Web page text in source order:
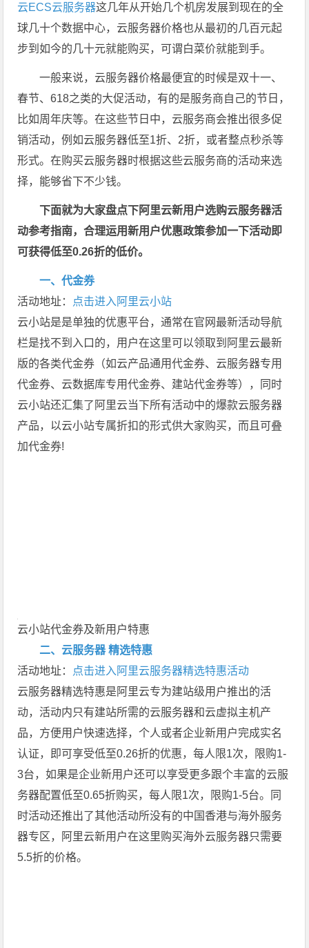
云ECS云服务器这几年从开始几个机房发展到现在的全
球几十个数据中心，云服务器价格也从最初的几百元起
步到如今的几十元就能购买，可谓白菜价就能到手。
一般来说，云服务器价格最便宜的时候是双十一、
春节、618之类的大促活动，有的是服务商自己的节日，
比如周年庆等。在这些节日中，云服务商会推出很多促
销活动，例如云服务器低至1折、2折，或者整点秒杀等
形式。在购买云服务器时根据这些云服务商的活动来选
择，能够省下不少钱。
下面就为大家盘点下阿里云新用户选购云服务器活
动参考指南，合理运用新用户优惠政策参加一下活动即
可获得低至0.26折的低价。
一、代金券
活动地址： 点击进入阿里云小站
云小站是是单独的优惠平台，通常在官网最新活动导航
栏是找不到入口的，用户在这里可以领取到阿里云最新
版的各类代金券（如云产品通用代金券、云服务器专用
代金券、云数据库专用代金券、建站代金券等），同时
云小站还汇集了阿里云当下所有活动中的爆款云服务器
产品，以云小站专属折扣的形式供大家购买，而且可叠
加代金券!
云小站代金券及新用户特惠
二、云服务器 精选特惠
活动地址： 点击进入阿里云服务器精选特惠活动
云服务器精选特惠是阿里云专为建站级用户推出的活
动，活动内只有建站所需的云服务器和云虚拟主机产
品，方便用户快速选择，个人或者企业新用户完成实名
认证，即可享受低至0.26折的优惠，每人限1次，限购1-
3台，如果是企业新用户还可以享受更多跟个丰富的云服
务器配置低至0.65折购买，每人限1次，限购1-5台。同
时活动还推出了其他活动所没有的中国香港与海外服务
器专区，阿里云新用户在这里购买海外云服务器只需要
5.5折的价格。